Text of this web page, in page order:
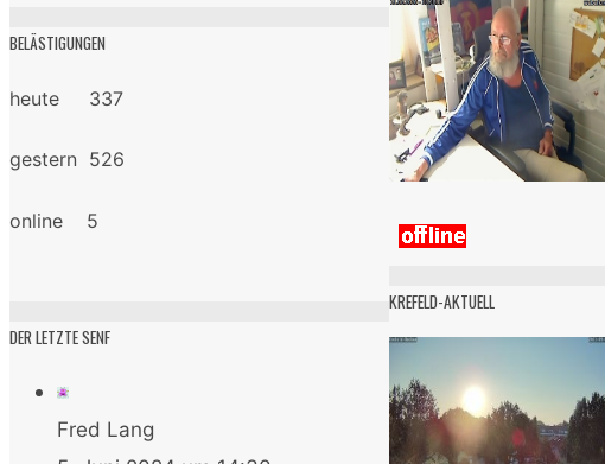
BELÄSTIGUNGEN
heute 337
gestern 526
online 5
DER LETZTE SENF
Fred Lang
KREFELD-AKTUELL